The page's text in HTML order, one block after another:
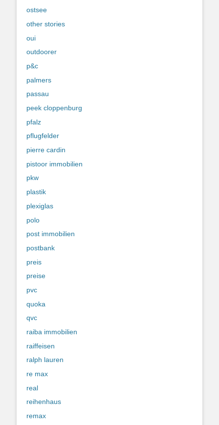
ostsee
other stories
oui
outdoorer
p&c
palmers
passau
peek cloppenburg
pfalz
pflugfelder
pierre cardin
pistoor immobilien
pkw
plastik
plexiglas
polo
post immobilien
postbank
preis
preise
pvc
quoka
qvc
raiba immobilien
raiffeisen
ralph lauren
re max
real
reihenhaus
remax